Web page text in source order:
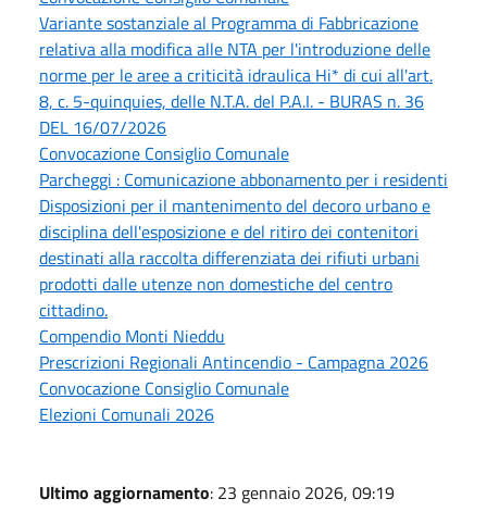
Variante sostanziale al Programma di Fabbricazione
relativa alla modifica alle NTA per l'introduzione delle
norme per le aree a criticità idraulica Hi* di cui all'art.
8, c. 5-quinquies, delle N.T.A. del P.A.I. - BURAS n. 36
DEL 16/07/2026
Convocazione Consiglio Comunale
Parcheggi : Comunicazione abbonamento per i residenti
Disposizioni per il mantenimento del decoro urbano e
disciplina dell'esposizione e del ritiro dei contenitori
destinati alla raccolta differenziata dei rifiuti urbani
prodotti dalle utenze non domestiche del centro
cittadino.
Compendio Monti Nieddu
Prescrizioni Regionali Antincendio - Campagna 2026
Convocazione Consiglio Comunale
Elezioni Comunali 2026
Ultimo aggiornamento: 23 gennaio 2026, 09:19